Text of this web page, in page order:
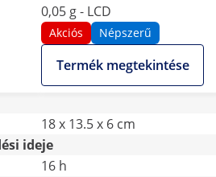
0,05 g - LCD
Akciós Népszerű
Termék megtekintése
18 x 13.5 x 6 cm
ideje
16 h